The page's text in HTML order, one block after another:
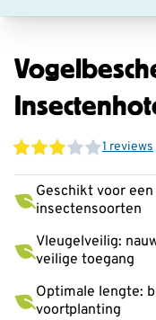
1 reviews
Geschikt voor
insectensoorten
Vleugelveilig:
veilige toegang
Optimale lengte:
voortplanting